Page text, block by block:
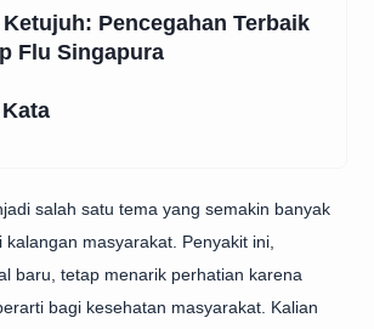
Ketujuh: Pencegahan Terbaik
Flu Singapura
salah satu tema yang semakin banyak
masyarakat. Penyakit ini,
baru, tetap menarik perhatian karena
bagi kesehatan masyarakat. Kalian